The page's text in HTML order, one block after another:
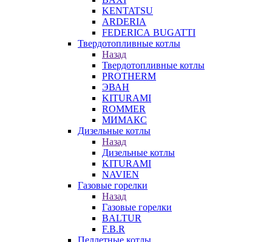
KENTATSU
ARDERIA
FEDERICА BUGATTI
Твердотопливные котлы
Назад
Твердотопливные котлы
PROTHERM
ЭВАН
KITURAMI
ROMMER
МИМАКС
Дизельные котлы
Назад
Дизельные котлы
KITURAMI
NAVIEN
Газовые горелки
Назад
Газовые горелки
BALTUR
F.B.R
Пеллетные котлы